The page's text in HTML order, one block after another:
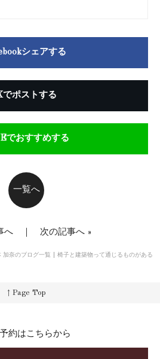
シェアする
でポストする
でおすすめする
一覧へ
へ｜ 次の記事へ»
加奈のブログ一覧 椅子と建築物って通じるものがある
↑ Page Top
約はこちらから